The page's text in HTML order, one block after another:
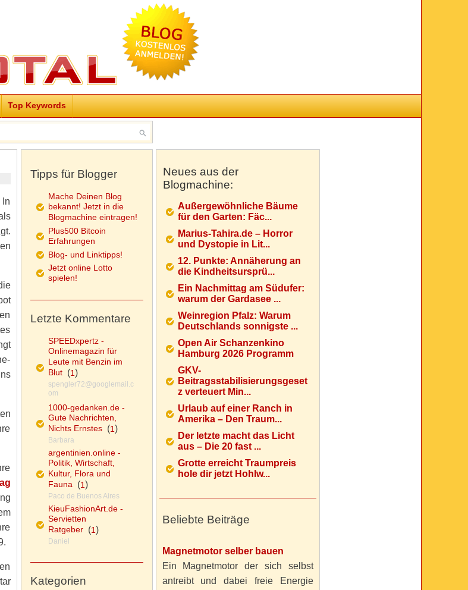
Top Keywords
Neues aus der
Blogmachine:
Außergewöhnliche Bäume
für den Garten: Fäc...
Marius-Tahira.de – Horror
und Dystopie in Lit...
12. Punkte: Annäherung an
die Kindheitsursprü...
Ein Nachmittag am Südufer:
warum der Gardasee ...
Weinregion Pfalz: Warum
Deutschlands sonnigste ...
Open Air Schanzenkino
Hamburg 2026 Programm
GKV-
Beitragsstabilisierungsgeset
z verteuert Min...
Urlaub auf einer Ranch in
Amerika – Den Traum...
Der letzte macht das Licht
aus – Die 20 fast ...
Grotte erreicht Traumpreis
hole dir jetzt Hohlw...
Beliebte Beiträge
Magnetmotor selber bauen
Ein Magnetmotor der sich selbst
antreibt und dabei freie Energie
Tipps für Blogger
Mache Deinen Blog
bekannt! Jetzt in die
Blogmachine eintragen!
Plus500 Bitcoin
Erfahrungen
Blog- und Linktipps!
Jetzt online Lotto
spielen!
Letzte Kommentare
SPEEDxpertz -
Onlinemagazin für
Leute mit Benzin im
Blut(1)
spengler72@googlemail.c
om
1000-gedanken.de -
Gute Nachrichten,
Nichts Ernstes(1)
Barbara
argentinien.online -
Politik, Wirtschaft,
Kultur, Flora und
Fauna(1)
Paco de Buenos Aires
KieuFashionArt.de -
Servietten
Ratgeber(1)
Daniel
Kategorien